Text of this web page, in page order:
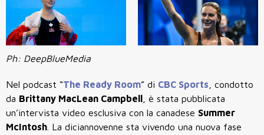
Ph: DeepBlueMedia
Nel podcast “The Ready Room” di CBC Sports , condotto
da Brittany MacLean Campbell
, è stata pubblicata
un’intervista video esclusiva con la canadese Summer
McIntosh . La diciannovenne sta vivendo una nuova fase